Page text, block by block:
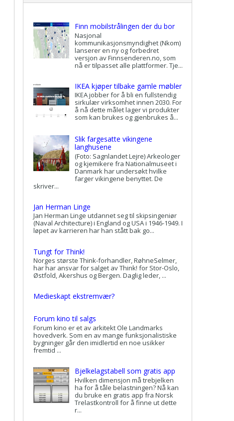
Finn mobilstrålingen der du bor
Nasjonal
kommunikasjonsmyndighet (Nkom)
lanserer en ny og forbedret
versjon av Finnsenderen.no, som
nå er tilpasset alle plattformer. Tje...
IKEA kjøper tilbake gamle møbler
IKEA jobber for å bli en fullstendig
sirkulær virksomhet innen 2030. For
å nå dette målet lager vi produkter
som kan brukes og gjenbrukes å...
Slik fargesatte vikingene
langhusene
(Foto: Sagnlandet Lejre) Arkeologer
og kjemikere fra Nationalmuseet i
Danmark har undersøkt hvilke
farger vikingene benyttet. De
skriver...
Jan Herman Linge
Jan Herman Linge utdannet seg til skipsingeniør
(Naval Architecture) i England og USA i 1946-1949. I
løpet av karrieren har han stått bak go...
Tungt for Think!
Norges største Think-forhandler, RøhneSelmer,
har har ansvar for salget av Think! for Stor-Oslo,
Østfold, Akershus og Bergen. Daglig leder, ...
Medieskapt ekstremvær?
Forum kino til salgs
Forum kino er et av arkitekt Ole Landmarks
hovedverk. Som en av mange funksjonalistiske
bygninger går den imidlertid en noe usikker
fremtid ...
Bjelkelagstabell som gratis app
Hvilken dimensjon må trebjelken
ha for å tåle belastningen? Nå kan
du bruke en gratis app fra Norsk
Trelastkontroll for å finne ut dette
r...